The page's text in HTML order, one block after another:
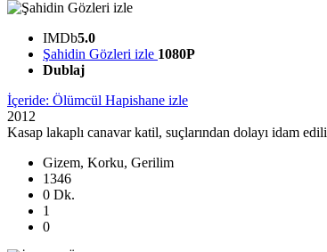
IMDb5.0
Şahidin Gözleri izle 1080P
Dublaj
İçeride: Ölümcül Hapishane izle
2012
Kasap lakaplı canavar katil, suçlarından dolayı idam
Gizem, Korku, Gerilim
1346
0 Dk.
1
0